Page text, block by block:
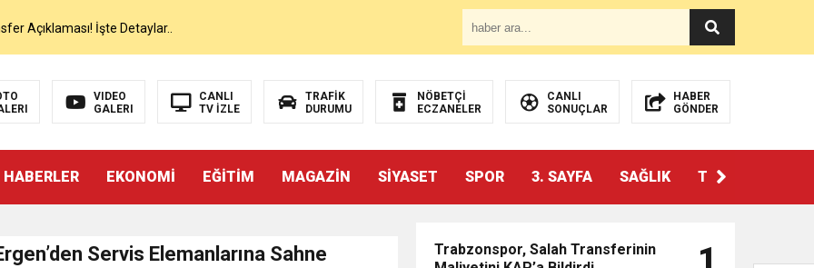
Açıklaması! İşte Detaylar..
İlk Sözleri!
Yayında Transferi Açıkladı
VIDEO
GALERI
CANLI
TV İZLE
TRAFİK
DURUMU
NÖBETÇİ
ECZANELER
CANLI
SONUÇLAR
HABER
GÖNDER
HABERLER EKONOMİ EĞİTİM MAGAZİN SİYASET SPOR 3. SAYFA SAĞLIK TEKNOLOJİ
Servis Elemanlarına Sahne
Trabzonspor, Salah Transferinin
1